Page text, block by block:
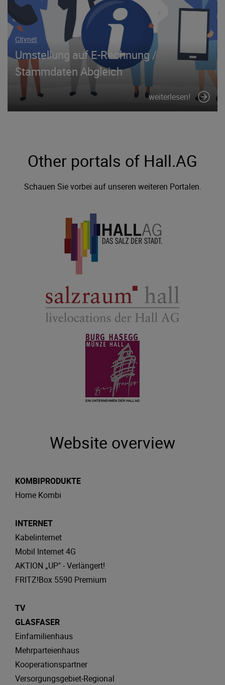
Citynet
Umstellung auf E-Rechnung /
Stammdaten Abgleich
weiterlesen!
Other portals of Hall.AG
Schauen Sie vorbei auf unseren weiteren Portalen.
Website overview
KOMBIPRODUKTE
Home Kombi
INTERNET
Kabelinternet
Mobil Internet 4G
AKTION „UP" - Verlängert!
FRITZ!Box 5590 Premium
TV
GLASFASER
Einfamilienhaus
Mehrparteienhaus
Kooperationspartner
Versorgungsgebiet-Regional